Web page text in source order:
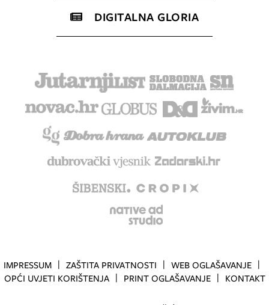
DIGITALNA GLORIA
IMPRESSUM ZAŠTITA PRIVATNOSTI
WEB OGLAŠAVANJE
OPĆI UVJETI KORIŠTENJA
PRINT OGLAŠAVANJE KONTAKT